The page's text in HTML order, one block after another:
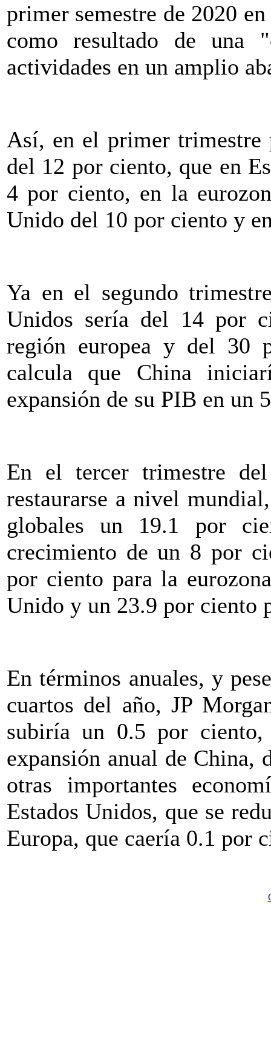
primer semestre de 2020
como resultado de una
actividades en un amplio
Así, en el primer trimestre
del 12 por ciento, que en
4 por ciento, en la
Unido del 10 por ciento y
Ya en el segundo
Unidos sería del 14 por
región europea y del 30
calcula que China
expansión de su PIB en un
En el tercer trimestre
restaurarse a nivel
globales un 19.1 por
crecimiento de un 8 por
por ciento para la
Unido y un 23.9 por ciento
En términos anuales, y
cuartos del año, JP
subiría un 0.5 por ciento,
expansión anual de China,
otras importantes
Estados Unidos, que se
Europa, que caería 0.1 por